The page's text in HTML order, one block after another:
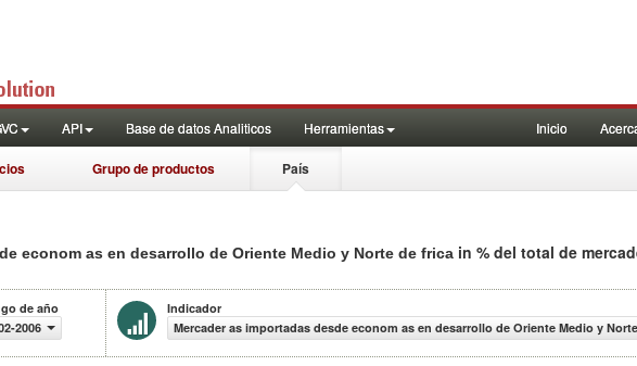
API Base de datos Analiticos Herramientas Inicio
Grupo de productos País
econom as en desarrollo de Oriente Medio y Norte de frica in % del total de
de año
2006
Indicador
Mercader as importadas desde econom as en desarrollo de Oriente Medio y